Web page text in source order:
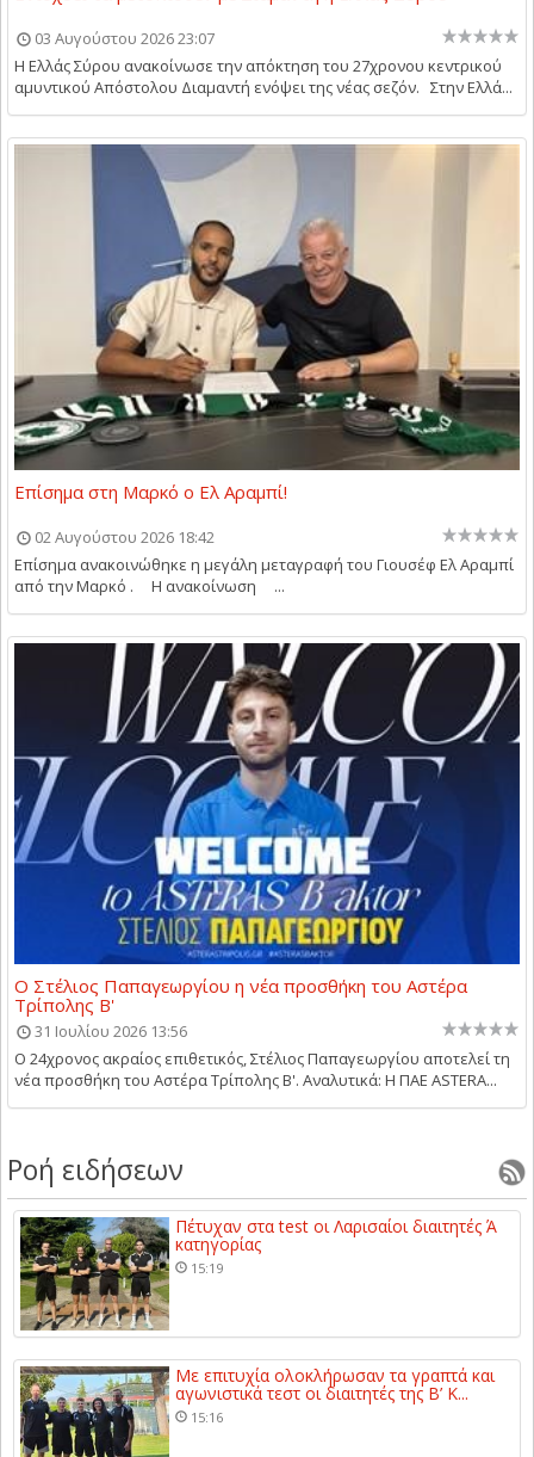
03 Αυγούστου 2026 23:07
Η Ελλάς Σύρου ανακοίνωσε την απόκτηση του 27χρονου κεντρικού
αμυντικού Απόστολου Διαμαντή ενόψει της νέας σεζόν. Στην Ελλά...
Επίσημα στη Μαρκό ο Ελ Αραμπί!
02 Αυγούστου 2026 18:42
Επίσημα ανακοινώθηκε η μεγάλη μεταγραφή του Γιουσέφ Ελ Αραμπί
από την Μαρκό . Η ανακοίνωση ...
Ο Στέλιος Παπαγεωργίου η νέα προσθήκη του Αστέρα
Τρίπολης Β'
31 Ιουλίου 2026 13:56
Ο 24χρονος ακραίος επιθετικός, Στέλιος Παπαγεωργίου αποτελεί τη
νέα προσθήκη του Αστέρα Τρίπολης Β'. Αναλυτικά: Η ΠΑΕ ASTERA...
Ροή ειδήσεων
Πέτυχαν στα test οι Λαρισαίοι διαιτητές Ά
κατηγορίας
15:19
Με επιτυχία ολοκλήρωσαν τα γραπτά και
αγωνιστικά τεστ οι διαιτητές της Β’ Κ...
15:16